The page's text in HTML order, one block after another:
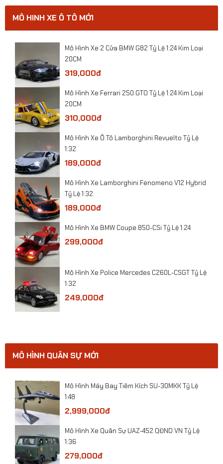
​Mô hình xe Police Mercedes C260L-CSGT tỷ lệ
1:32
​Mô hình xe Police Mercedes C260L-CSGT tỷ lệ
MÔ HINH XE Ô TÔ MỚI
​Mô Hình Xe 2 Cửa BMW G82 Tỷ Lệ 1:24 Kim Loại
20CM
319,000đ
​Mô Hình Xe Ferrari 250 GTO Tỷ Lệ 1:24 Kim Loại
20CM
310,000đ
​Mô Hình Xe Ô Tô Lamborghini Revuelto Tỷ Lệ
1:32
189,000đ
Mô Hình Xe Lamborghini Fenomeno V12 Hybrid
Tỷ Lệ 1:32
189,000đ
Mô Hình Xe BMW Coupe 850-CSi Tỷ Lệ 1:24
299,000đ
​Mô Hình Xe Police Mercedes C260L-CSGT Tỷ Lệ
1:32
249,000đ
MÔ HÌNH QUÂN SỰ MỚI
Mô Hình Máy Bay Tiêm Kích SU-30MKK Tỷ Lệ
1:48
2,999,000đ
Mô Hình Xe Quân Sự UAZ-452 QĐND VN Tỷ Lệ
1:36
279,000đ